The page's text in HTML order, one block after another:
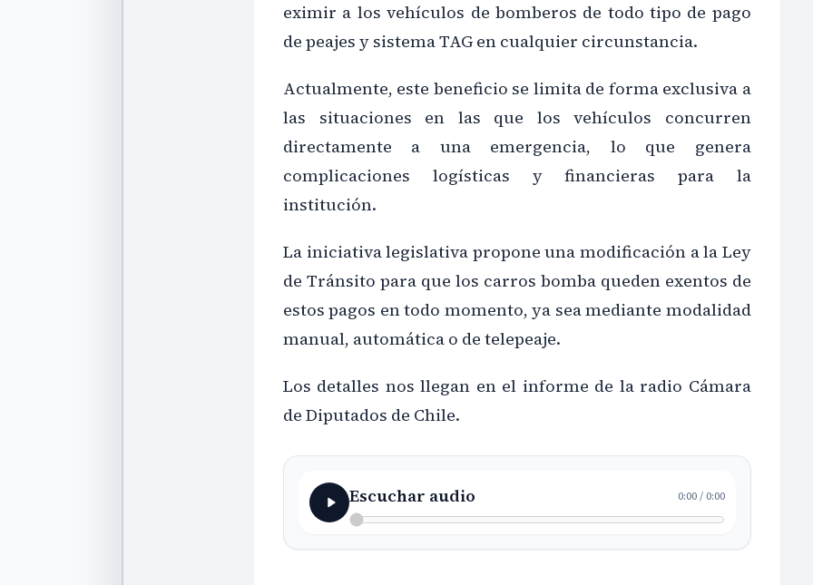
eximir a los vehículos de bomberos de todo tipo de pago
de peajes y sistema TAG en cualquier circunstancia.
Actualmente, este beneficio se limita de forma exclusiva a
las situaciones en las que los vehículos concurren
directamente a una emergencia, lo que genera
complicaciones logísticas y financieras para la
institución.
La iniciativa legislativa propone una modificación a la Ley
de Tránsito para que los carros bomba queden exentos de
estos pagos en todo momento, ya sea mediante modalidad
manual, automática o de telepeaje.
Los detalles nos llegan en el informe de la radio Cámara
de Diputados de Chile.
Escuchar audio 0:00/0:00